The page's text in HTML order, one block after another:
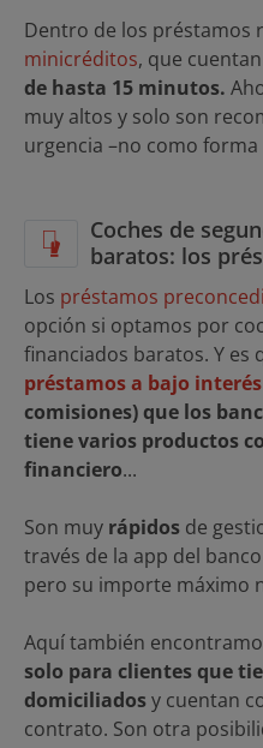
Dentro de los préstamos
minicréditos, que
de hasta 15 minutos.
muy altos y solo son
urgencia –no como
Coches de
baratos: los
Los préstamos
opción si optamos por
financiados baratos. Y es
préstamos a bajo interés
comisiones) que los
tiene varios productos
financiero...
Son muy rápidos de
través de la app del
pero su importe máximo
Aquí también
solo para clientes que
domiciliadosy cuentan
contrato. Son otra